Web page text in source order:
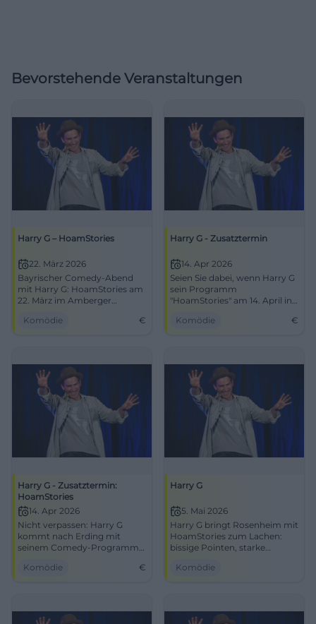
Bevorstehende Veranstaltungen
Harry G – HoamStories
22. März 2026
Bayrischer Comedy-Abend
mit Harry G: HoamStories am
22. März im Amberger
Tickets sichern!
Komödie €
Harry G - Zusatztermin
14. Apr 2026
Seien Sie dabei, wenn Harry G
sein Programm
"HoamStories" am 14. April in
garantiert!
Komödie €
Harry G - Zusatztermin:
HoamStories
14. Apr 2026
Nicht verpassen: Harry G
kommt nach Erding mit
seinem Comedy-Programm
Ihre Tickets für den 14. April
Komödie €
Harry G
5. Mai 2026
Harry G bringt Rosenheim mit
HoamStories zum Lachen:
bissige Pointen, starke
mit echtem
Komödie